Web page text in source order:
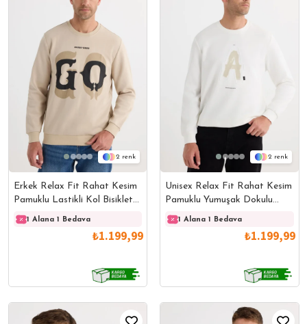
2
Erkek Relax Fit Rahat Kesim
Pamuklu Lastikli Kol Bisiklet
Yaka Baskılı Bej Sweatshirt
1 Alana 1 Bedava 1 Alana 1 Bedava
₺1.199,99
2
Unisex Relax Fit Rahat Kesim
Pamuklu Yumuşak Dokulu
Bisklet Yaka İç Polarlı Baskılı
Ekru Sweatshirt
1 Alana 1 Bedava
₺1.199,99